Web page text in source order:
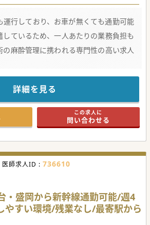
行しており、お車が無くても通勤可能
ているため、一人あたりの業務負担も
麻酔管理に携われる専門性の高い求人
血管外科医が多数在籍しているため、
有や意見交換が盛んで、意思疎通も円滑
なる休日週が設定されているため、急
らオンとオフのメリハリをつけてご勤務
じたタクシー費用の支給に対応してお
方から通勤される先生方にも大変恵まれ
】
症、大動脈解離に対する心臓・大血管
の高い高度な周術期麻酔管理を専任で
MICS）やステントグラフト挿入術、
における安全な麻酔管理を行います。
急手術にも対応すべく、オンコール体
管外科チームと密に連携して急性期医療
す。
詳細を見る
この求人に
問い合わせる
医師求人ID : 736610
・盛岡から新幹線通勤可能/週4
やすい環境/残業なし/最寄駅から